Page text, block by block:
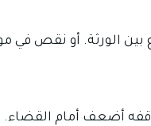
بين الورثة. أو نقص
أضعف أمام